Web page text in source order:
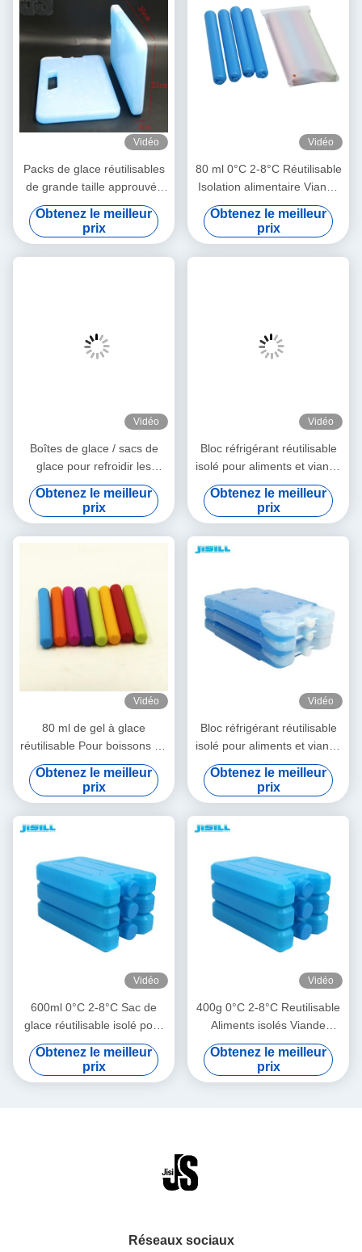
Vidéo
Packs de glace réutilisables
de grande taille approuvés
par la FDA pour le transport
médical et alimentaire,
durables et étanches, forme
personnalisée
Obtenez le meilleur
prix
Vidéo
80 ml 0°C 2-8°C Réutilisable
Isolation alimentaire Viande
réfrigération Ice Pack Pour
utilisation médicale en
extérieur
Obtenez le meilleur
prix
Vidéo
Boîtes de glace / sacs de
glace pour refroidir les
boîtes de déjeuner
Obtenez le meilleur
prix
Vidéo
Bloc réfrigérant réutilisable
isolé pour aliments et viande
350 ml 2-8°C pour usage
médical et extérieur,
ventilateur de
refroidissement pour lait
Obtenez le meilleur
prix
Vidéo
80 ml de gel à glace
réutilisable Pour boissons de
refroidissement à 0°C 2-8°C
Pour usage médical
Obtenez le meilleur
prix
Vidéo
Bloc réfrigérant réutilisable
isolé pour aliments et viande
de 500 ml, 2-8°C, pour
usage médical et extérieur,
ventilateur de
refroidissement pour lait
Obtenez le meilleur
prix
Vidéo
600ml 0°C 2-8°C Sac de
glace réutilisable isolé pour
la réfrigération de viande et
d'aliments, pour usage
médical et extérieur,
Obtenez le meilleur
prix
Vidéo
400g 0°C 2-8°C Reutilisable
Aliments isolés Viande
réfrigérateur Ice Pack Pour
le froid médical et extérieur
de lait maternel ventilateur
Obtenez le meilleur
prix
Réseaux sociaux